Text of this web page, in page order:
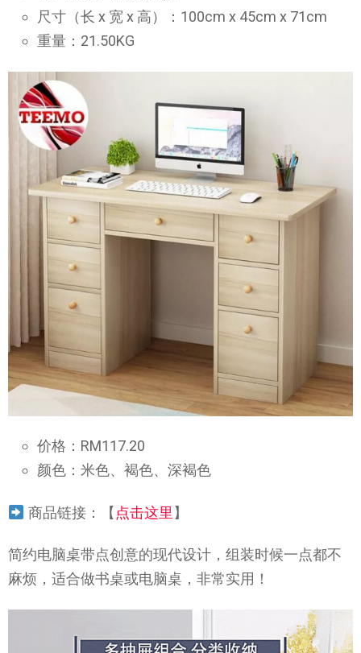
尺寸（长 x 宽 x 高）：100cm x 45cm x 71cm
重量：21.50KG
价格：RM117.20
颜色：米色、褐色、深褐色
商品链接：【 点击这里 】
简约电脑桌带点创意的现代设计，组装时候一点都不
麻烦，适合做书桌或电脑桌，非常实用！